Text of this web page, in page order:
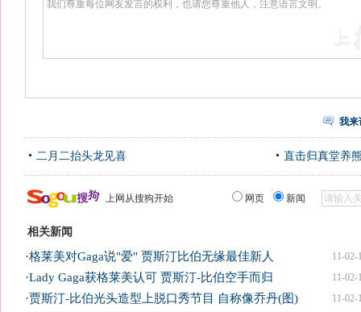
我来
二月二抬头龙见喜 直击归真堂养
上网从搜狗开始 网页 新闻
相关新闻
11-02-
·格莱美对Gaga说"爱" 贾斯汀比伯无缘最佳新人
11-02-
·Lady Gaga获格莱美认可 贾斯汀-比伯空手而归
11-02-
·贾斯汀-比伯光头造型上脱口秀节目 自称像乔丹(图)